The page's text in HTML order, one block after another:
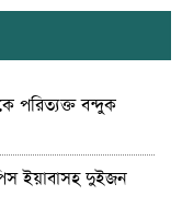
পরিত্যক্ত বন্দুক
ইয়াবাসহ দুইজন